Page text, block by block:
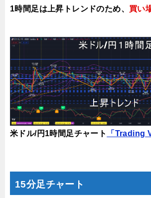
1時間足は上昇トレンドのため、 買い
米ドル/円1時間足チャート 「Trading
15分足チャート